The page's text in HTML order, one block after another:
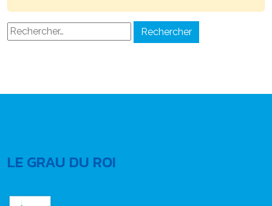
Rechercher :
LE GRAU DU ROI